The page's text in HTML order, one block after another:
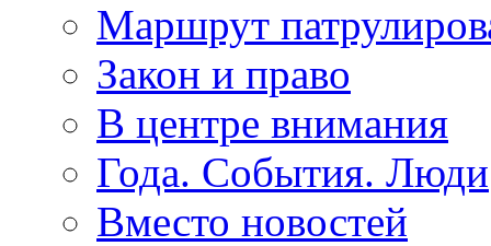
Маршрут
Закон и право
В центре внимания
Года. События. Люди
Вместо новостей